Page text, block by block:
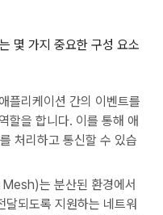
몇 가지 중요한 구성 요소
플리케이션 간의 이벤트를
할을 합니다. 이를 통해 애
처리하고 통신할 수 있습
는 분산된 환경에서
되도록 지원하는 네트워